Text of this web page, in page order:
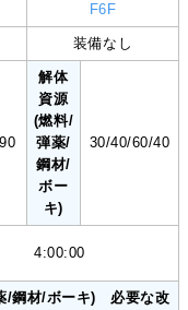
F6F
装備なし
解体
資源
(燃料/
弾薬/
鋼材/
ボー
キ)
30/40/60/40
4:00:00
/鋼材/ボーキ) 必要な改